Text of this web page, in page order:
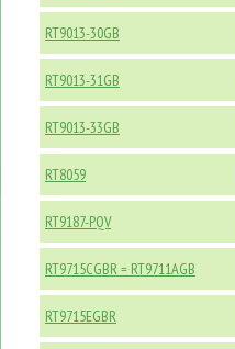
RT9013-30GB
RT9013-31GB
RT9013-33GB
RT8059
RT9187-PQV
RT9715CGBR = RT9711AGB
RT9715EGBR